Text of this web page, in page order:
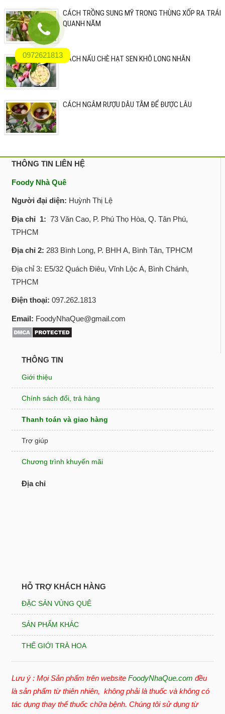
CÁCH TRỒNG SUNG MỸ TRONG THÙNG XỐP RA TRÁI
QUANH NĂM
CÁCH NẤU CHÈ HẠT SEN KHÔ LONG NHÃN
CÁCH NGÂM RƯỢU DÂU TẰM ĐỂ ĐƯỢC LÂU
0972621813
THÔNG TIN LIÊN HỆ
Foody Nhà Quê
Người đại diện: Huỳnh Thị Lệ
Địa chỉ 1: 73 Văn Cao, P. Phú Thọ Hòa, Q. Tân Phú,
TPHCM
Địa chỉ 2: 283 Bình Long, P. BHH A, Bình Tân, TPHCM
Địa chỉ 3: E5/32 Quách Điêu, Vĩnh Lộc A, Bình Chánh,
TPHCM
Điện thoại: 097.262.1813
Email: FoodyNhaQue@gmail.com
THÔNG TIN
Giới thiệu
Chính sách đổi, trả hàng
Thanh toán và giao hàng
Trợ giúp
Chương trình khuyến mãi
Địa chỉ
HỖ TRỢ KHÁCH HÀNG
ĐẶC SẢN VÙNG QUÊ
SẢN PHẨM KHÁC
THẾ GIỚI TRÀ HOA
Lưu ý : Mọi Sản phẩm trên website FoodyNhaQue.com đều
là sản phẩm từ thiên nhiên, không phải là thuốc và không có
tác dụng thay thế thuốc chữa bệnh. Chúng tôi sử dụng từ